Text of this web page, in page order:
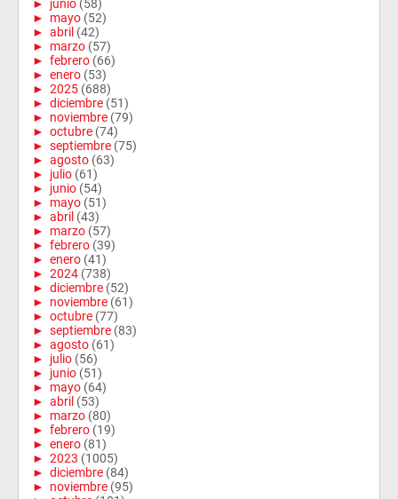
► junio (58)
► mayo (52)
► abril (42)
► marzo (57)
► febrero (66)
► enero (53)
► 2025 (688)
► diciembre (51)
► noviembre (79)
► octubre (74)
► septiembre (75)
► agosto (63)
► julio (61)
► junio (54)
► mayo (51)
► abril (43)
► marzo (57)
► febrero (39)
► enero (41)
► 2024 (738)
► diciembre (52)
► noviembre (61)
► octubre (77)
► septiembre (83)
► agosto (61)
► julio (56)
► junio (51)
► mayo (64)
► abril (53)
► marzo (80)
► febrero (19)
► enero (81)
► 2023 (1005)
► diciembre (84)
► noviembre (95)